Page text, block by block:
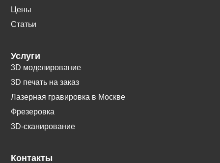
Цены
Статьи
Услуги
3D моделирование
3D печать на заказ
Лазерная гравировка в Москве
Фрезеровка
3D-сканирование
Контакты